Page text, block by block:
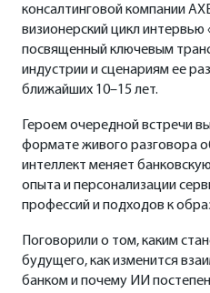
консалтинговой компании
визионерский цикл интервью
посвященный ключевым
индустрии и сценариям ее
ближайших 10–15 лет.
Героем очередной встречи
формате живого разговора
интеллект меняет
опыта и персонализации
профессий и подходов к
Поговорили о том, каким
будущего, как изменится
банком и почему ИИ